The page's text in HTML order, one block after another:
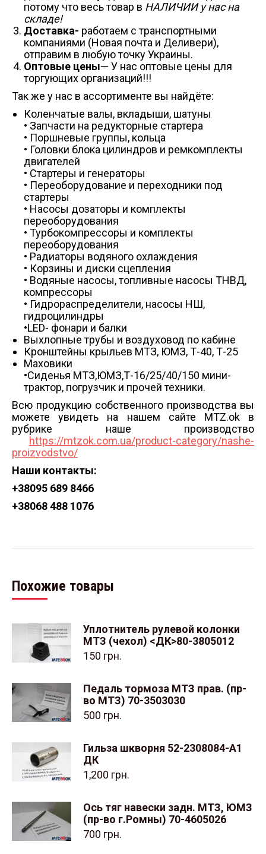
потому что весь товар в НАЛИЧИИ у нас на
складе!
Доставка- работаем с транспортными
компаниями (Новая почта и Деливери),
отправим в любую точку Украины.
Оптовые цены— У нас оптовые цены для
торгующих организаций!!!
Так же у нас в ассортименте вы найдёте:
Коленчатые валы, вкладыши, шатуны
• Запчасти на редукторные стартера
• Поршневые группы, кольца
• Головки блока цилиндров и ремкомплекты
двигателей
• Стартеры и генераторы
• Переоборудование и переходники под
стартеры
• Насосы дозаторы и комплекты
переоборудования
• Турбокомпрессоры и комплекты
переоборудования
• Радиаторы водяного охлаждения
• Корзины и диски сцепления
• Водяные насосы, топливные насосы ТНВД,
компрессоры
• Гидрораспределители, насосы НШ,
гидроцилиндры
•LED- фонари и балки
Выхлопные трубы и воздуховод по кабине
Кронштейны крыльев МТЗ, ЮМЗ, Т-40, Т-25
Маховики
•Сиденья МТЗ,ЮМЗ,Т-16/25/40/150 мини-
трактор, погрузчик и прочей техники.
Всю продукцию собственного производства вы
можете увидеть на нашем сайте MTZ.ok в
рубрике наше производство
https://mtzok.com.ua/product-category/nashe-
proizvodstvo/
Наши контакты:
+38095 689 8466
+38068 488 1076
Похожие товары
Уплотнитель рулевой колонки
МТЗ (чехол) <ДК>80-3805012
150 грн.
Педаль тормоза МТЗ прав. (пр-
во МТЗ) 70-3503030
500 грн.
Гильза шкворня 52-2308084-A1
ДК
1,200 грн.
Ось тяг навески задн. МТЗ, ЮМЗ
(пр-во г.Ромны) 70-4605026
700 грн.